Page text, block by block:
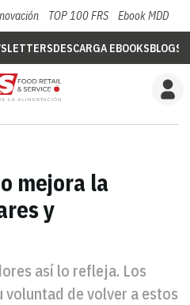
TOP 100 FRS Ebook MDD
DESCARGA EBOOKSBLOGS
mejora la
y
así lo refleja. Los
voluntad de volver a estos